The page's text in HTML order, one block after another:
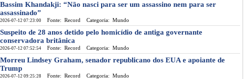
Bassim Khandakji: “Não nasci para ser um assassino nem para ser
assassinado”
2026-07-12 07:23:00 Fonte: Record Categoria: Mundo
Suspeito de 28 anos detido pelo homicídio de antiga governante
conservadora britânica
2026-07-12 07:52:54 Fonte: Record Categoria: Mundo
Morreu Lindsey Graham, senador republicano dos EUA e apoiante de
Trump
2026-07-12 09:25:28 Fonte: Record Categoria: Mundo